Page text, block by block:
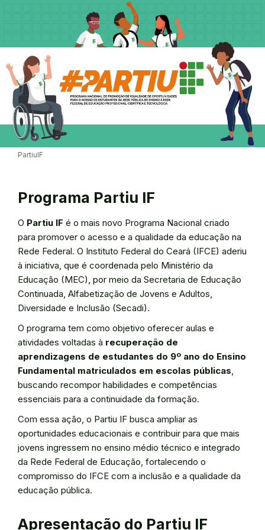
PartiuIF
Programa Partiu IF
O Partiu IF é o mais novo Programa Nacional criado
para promover o acesso e a qualidade da educação na
Rede Federal. O Instituto Federal do Ceará (IFCE) aderiu
à iniciativa, que é coordenada pelo Ministério da
Educação (MEC), por meio da Secretaria de Educação
Continuada, Alfabetização de Jovens e Adultos,
Diversidade e Inclusão (Secadi).
O programa tem como objetivo oferecer aulas e
atividades voltadas à recuperação de
aprendizagens de estudantes do 9º ano do Ensino
Fundamental matriculados em escolas públicas,
buscando recompor habilidades e competências
essenciais para a continuidade da formação.
Com essa ação, o Partiu IF busca ampliar as
oportunidades educacionais e contribuir para que mais
jovens ingressem no ensino médio técnico e integrado
da Rede Federal de Educação, fortalecendo o
compromisso do IFCE com a inclusão e a qualidade da
educação pública.
Apresentação do Partiu IF